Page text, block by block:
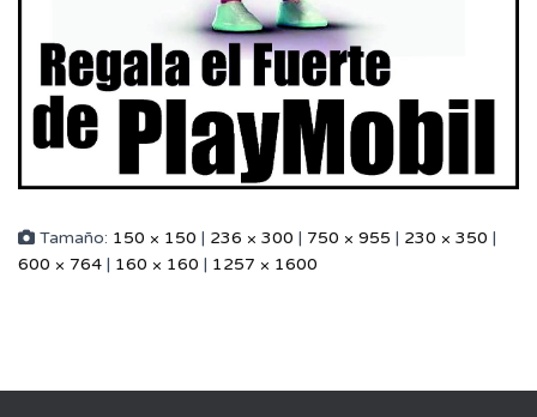
Tamaño: 150 × 150 | 236 × 300 | 750 × 955 | 230 × 350 |
600 × 764 | 160 × 160 | 1257 × 1600